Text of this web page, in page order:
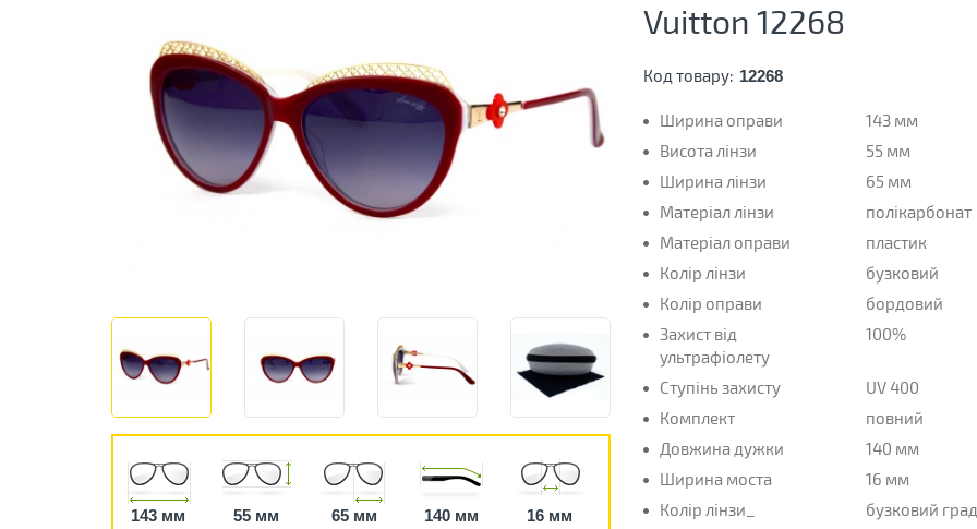
143 мм 55 мм 65 мм 140 мм 16 мм
Vuitton 12268
Код товару: 12268
Ширина оправи
143 мм
Висота лінзи
55 мм
Ширина лінзи
65 мм
Матеріал лінзи
полікарбонат
Матеріал оправи
пластик
Колір лінзи
бузковий
Колір оправи
бордовий
Захист від
ультрафіолету
100%
Ступінь захисту
UV 400
Комплект
повний
Довжина дужки
140 мм
Ширина моста
16 мм
Колір лінзи_
бузковий